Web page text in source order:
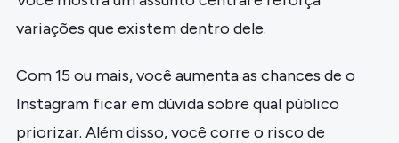
variações que existem dentro dele.
Com 15 ou mais, você aumenta as chances de o
Instagram ficar em dúvida sobre qual público
priorizar. Além disso, você corre o risco de